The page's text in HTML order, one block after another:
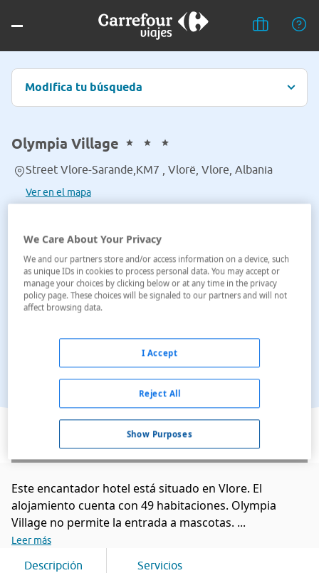
Modifica tu búsqueda
Olympia Village
Street Vlore-Sarande,KM7 , Vlorë, Vlore, Albania
Ver en el mapa
Ver en el mapa
Este encantador hotel está situado en Vlore. El
alojamiento cuenta con 49 habitaciones. Olympia
Village no permite la entrada a mascotas. ...
Leer más
Descripción Servicios
We Care About Your Privacy
We and our partners store and/or access information on a device, such
as unique IDs in cookies to process personal data. You may accept or
manage your choices by clicking below or at any time in the privacy
policy page. These choices will be signaled to our partners and will not
affect browsing data.
Show Purposes
Reject All
I Accept